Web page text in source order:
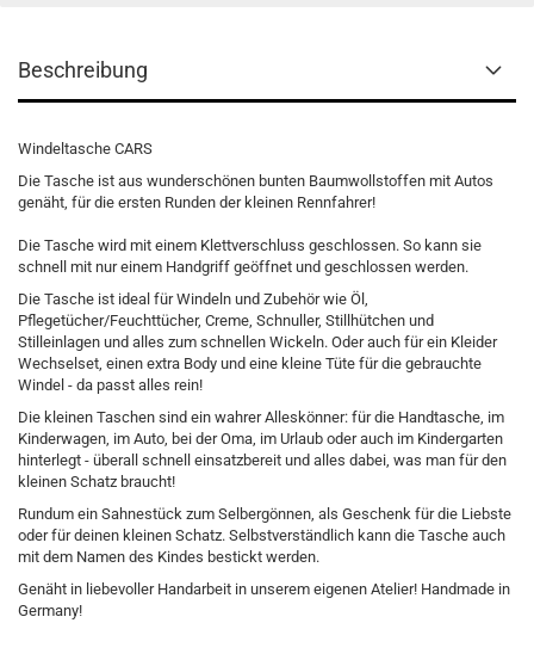
Beschreibung
Windeltasche CARS
Die Tasche ist aus wunderschönen bunten Baumwollstoffen mit Autos
genäht, für die ersten Runden der kleinen Rennfahrer!
Die Tasche wird mit einem Klettverschluss geschlossen. So kann sie
schnell mit nur einem Handgriff geöffnet und geschlossen werden.
Die Tasche ist ideal für Windeln und Zubehör wie Öl,
Pflegetücher/Feuchttücher, Creme, Schnuller, Stillhütchen und
Stilleinlagen und alles zum schnellen Wickeln. Oder auch für ein Kleider
Wechselset, einen extra Body und eine kleine Tüte für die gebrauchte
Windel - da passt alles rein!
Die kleinen Taschen sind ein wahrer Alleskönner: für die Handtasche, im
Kinderwagen, im Auto, bei der Oma, im Urlaub oder auch im Kindergarten
hinterlegt - überall schnell einsatzbereit und alles dabei, was man für den
kleinen Schatz braucht!
Rundum ein Sahnestück zum Selbergönnen, als Geschenk für die Liebste
oder für deinen kleinen Schatz. Selbstverständlich kann die Tasche auch
mit dem Namen des Kindes bestickt werden.
Genäht in liebevoller Handarbeit in unserem eigenen Atelier! Handmade in
Germany!